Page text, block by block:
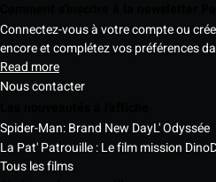
Connectez-vous à votre compte ou
encore et complétez vos préférences
Read more
Nous contacter
Spider-Man: Brand New DayL' Odyssée
La Pat' Patrouille : Le film mission Dino
Tous les films